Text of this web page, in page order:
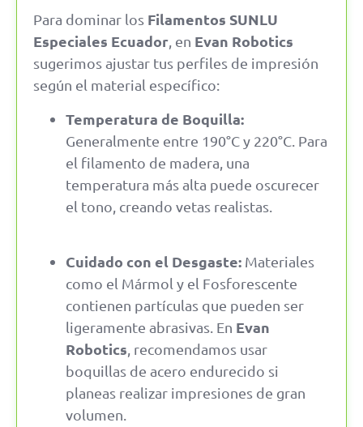
Para dominar los Filamentos SUNLU
Especiales Ecuador, en Evan Robotics
sugerimos ajustar tus perfiles de impresión
según el material específico:
Temperatura de Boquilla:
Generalmente entre 190°C y 220°C. Para
el filamento de madera, una
temperatura más alta puede oscurecer
el tono, creando vetas realistas.
Cuidado con el Desgaste: Materiales
como el Mármol y el Fosforescente
contienen partículas que pueden ser
ligeramente abrasivas. En Evan
Robotics , recomendamos usar
boquillas de acero endurecido si
planeas realizar impresiones de gran
volumen.